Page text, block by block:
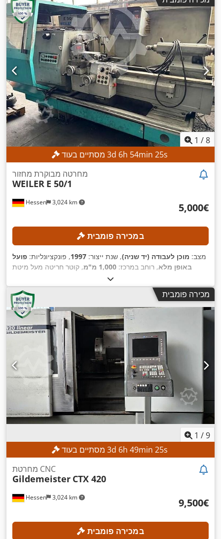
1 /8
3d 6h 54min 23s
Hessen 3,024 km
מחרטה מבוקרת מחזור
WEILER E 50/1
‏5,000 ‏€
במכירה פומבית
מצב: מוכן לעבודה (יד שניה), שנת ייצור: 1997, פונקציונליות: פועל
באופן מלא, רוחב במרכז: 1,000 מ"מ
, קוטר חריטה מעל מיטת
, קוטר סיבוב מעל העגלה הרוחבית:
גובה מרכז:280 מ"מ , מהירות ציר (מקסימלית):2,500 סל"ד ,
מכירה פומבית
1 /9
3d 6h 49min 23s
Hessen 3,024 km
מחרטת CNC
Gildemeister CTX 420
‏9,500 ‏€
במכירה פומבית